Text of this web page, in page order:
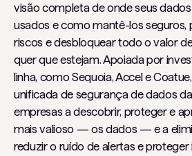
visão completa de onde seus
usados ​​e como mantê-los seguros,
riscos e desbloquear todo o valor
quer que estejam. Apoiada por
linha, como Sequoia, Accel e
unificada de segurança de dados
empresas a descobrir, proteger e
mais valioso — os dados — e a
reduzir o ruído de alertas e